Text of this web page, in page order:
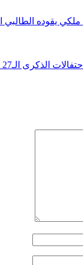
يقوده الطالبي
الـ27 لعيد العرش